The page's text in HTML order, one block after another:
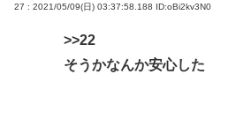
27 : 2021/05/09(日) 03:37:58.188 ID:oBi2kv3N0
>>22
そうかなんか安心した